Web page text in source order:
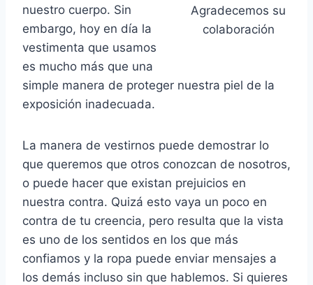
Agradecemos su
colaboración
nuestro cuerpo. Sin
embargo, hoy en día la
vestimenta que usamos
es mucho más que una
simple manera de proteger nuestra piel de la
exposición inadecuada.
La manera de vestirnos puede demostrar lo
que queremos que otros conozcan de nosotros,
o puede hacer que existan prejuicios en
nuestra contra. Quizá esto vaya un poco en
contra de tu creencia, pero resulta que la vista
es uno de los sentidos en los que más
confiamos y la ropa puede enviar mensajes a
los demás incluso sin que hablemos. Si quieres